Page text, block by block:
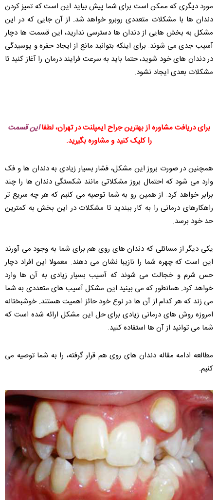
مورد دیگری که ممکن است برای شما پیش بیاید این است که تمیز کردن
دندان ها با مشکلات متعددی روبرو خواهد شد. از آن جایی که در این
مشکل به بخش هایی از دندان ها دسترسی ندارید، این قسمت ها دچار
آسیب جدی می شوند. برای اینکه بتوانید مانع از ایجاد حفره و پوسیدگی
در دندان های خود شوید،‌ حتما باید به سرعت فرایند درمان را آغاز کنید تا
مشکلات بعدی ایجاد نشود.
برای دریافت مشاوره از بهترین جراح ایمپلنت در تهران، لطفااین قسمت
را کلیک کنید و مشاوره بگیرید.
همچنین در صورت بروز این مشکل، فشار بسیار زیادی به دندان ها و فک
وارد می شود که احتمال بروز مشکلاتی مانند شکستگی دندان ها را چند
برابر خواهد کرد. از همین رو به شما توصیه می کنیم که هر چه سریع تر
راهکارهای درمانی را به کار ببندید تا مشکلات در این بخش به کمترین
حد خود برسد.
یکی دیگر از مسائلی که دندان های روی هم برای شما به وجود می آورند
این است که چهره شما را نازیبا نشان می دهند. معمولا این افراد دچار
حس شرم و خجالت می شوند که آسیب بسیار زیادی به آن ها وارد
خواهد کرد. همانطور که می بینید این مشکل آسیب های متعددی به شما
می زند که هر کدام از آن ها در نوع خود حائز اهمیت هستند. خوشبختانه
امروزه روش های درمانی زیادی برای حل این مشکل ارائه شده است که
شما می توانید از آن ها استفاده کنید.
مطالعه ادامه مقاله دندان های روی هم قرار گرفته، را به شما توصیه می
کنیم.